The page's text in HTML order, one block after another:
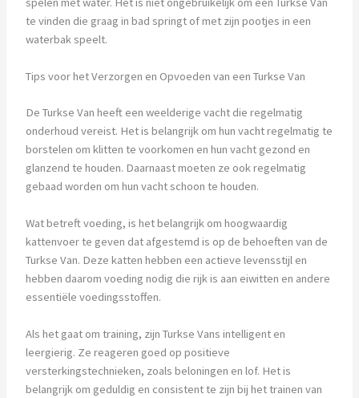
te vinden die graag in bad springt of met zijn pootjes in een
waterbak speelt.
Tips voor het Verzorgen en Opvoeden van een Turkse Van
De Turkse Van heeft een weelderige vacht die regelmatig
onderhoud vereist. Het is belangrijk om hun vacht regelmatig te
borstelen om klitten te voorkomen en hun vacht gezond en
glanzend te houden. Daarnaast moeten ze ook regelmatig
gebaad worden om hun vacht schoon te houden.
Wat betreft voeding, is het belangrijk om hoogwaardig
kattenvoer te geven dat afgestemd is op de behoeften van de
Turkse Van. Deze katten hebben een actieve levensstijl en
hebben daarom voeding nodig die rijk is aan eiwitten en andere
essentiële voedingsstoffen.
Als het gaat om training, zijn Turkse Vans intelligent en
leergierig. Ze reageren goed op positieve
versterkingstechnieken, zoals beloningen en lof. Het is
belangrijk om geduldig en consistent te zijn bij het trainen van